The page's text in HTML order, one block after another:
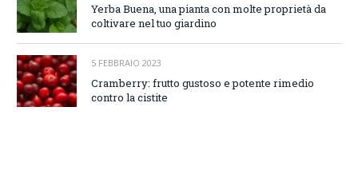
Yerba Buena, una pianta con molte proprietà da
coltivare nel tuo giardino
5 FEBBRAIO 2023
Cramberry: frutto gustoso e potente rimedio
contro la cistite